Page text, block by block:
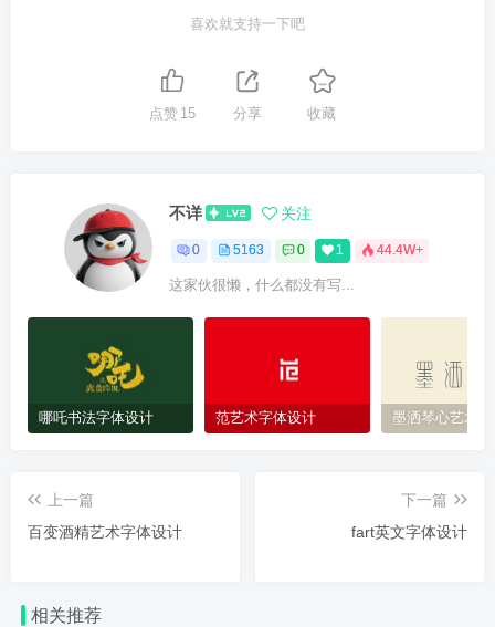
喜欢就支持一下吧
点赞 15 分享 收藏
不详 关注
0 5163 0 1 44.4W+
这家伙很懒，什么都没有写...
哪吒书法字体设计 范艺术字体设计 墨洒琴心艺术
上一篇
百变酒精艺术字体设计
下一篇
fart英文字体设计
相关推荐